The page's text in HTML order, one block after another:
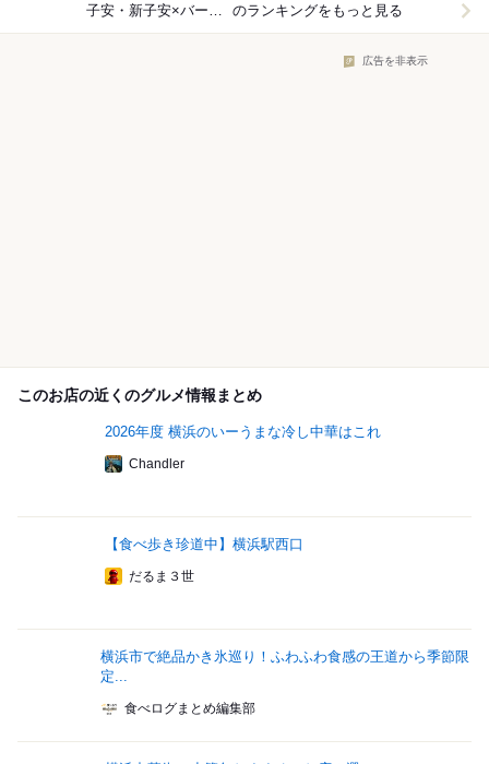
子安・新子安×バー・お酒 のランキングをもっと見る
広告を非表示
このお店の近くのグルメ情報まとめ
2026年度 横浜のいーうまな冷し中華はこれ
Chandler
【食べ歩き珍道中】横浜駅西口
だるま３世
横浜市で絶品かき氷巡り！ふわふわ食感の王道から季節限
定...
食べログまとめ編集部